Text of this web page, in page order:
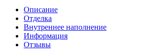
Описание
Отделка
Внутреннее наполнение
Информация
Отзывы